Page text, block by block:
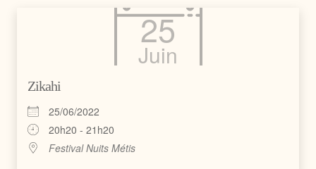
25
Juin
Zikahi
25/06/2022
20h20 - 21h20
Festival Nuits Métis